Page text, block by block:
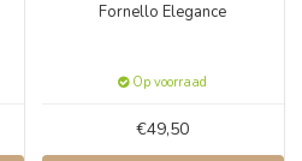
Fornello Elegance
Op voorraad
€49,50